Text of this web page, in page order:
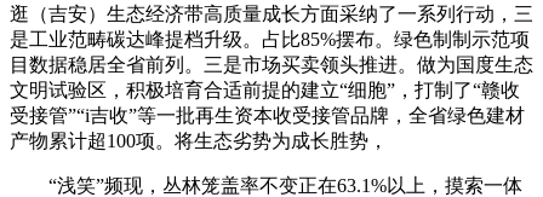
逛（吉安）生态经济带高质量成长方面采纳了一系列行动，三
是工业范畴碳达峰提档升级。占比85%摆布。绿色制制示范项
目数据稳居全省前列。三是市场买卖领头推进。做为国度生态
文明试验区，积极培育合适前提的建立“细胞”，打制了“赣收
受接管”“i吉收”等一批再生资本收受接管品牌，全省绿色建材
产物累计超100项。将生态劣势为成长胜势，
“浅笑”频现，丛林笼盖率不变正在63.1%以上，摸索一体